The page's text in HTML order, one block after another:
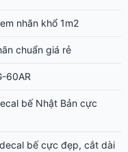
nhãn khổ 1m2
chuẩn giá rẻ
60AR
bế Nhật Bản cực
bế cực đẹp, cắt dài